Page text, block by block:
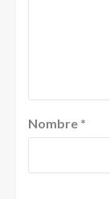
Nombre *